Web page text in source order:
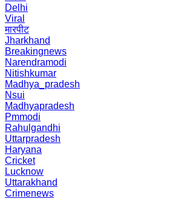
Delhi
Viral
मारपीट
Jharkhand
Breakingnews
Narendramodi
Nitishkumar
Madhya_pradesh
Nsui
Madhyapradesh
Pmmodi
Rahulgandhi
Uttarpradesh
Haryana
Cricket
Lucknow
Uttarakhand
Crimenews